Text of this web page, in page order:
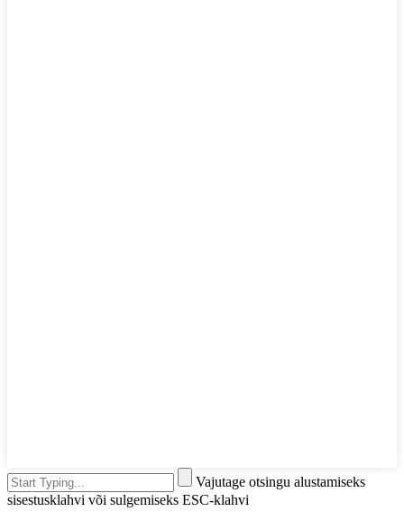
Vajutage otsingu alustamiseks
sisestusklahvi või sulgemiseks ESC-klahvi